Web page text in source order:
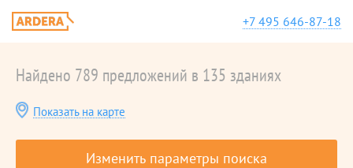
+7 495 646-87-18
Найдено 789 предложений в 135 зданиях
Показать на карте
Изменить параметры поиска